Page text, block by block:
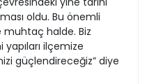
oldu. Bu önemli
muhtaç halde. Biz
ilçemize
güçlendireceğiz” diye